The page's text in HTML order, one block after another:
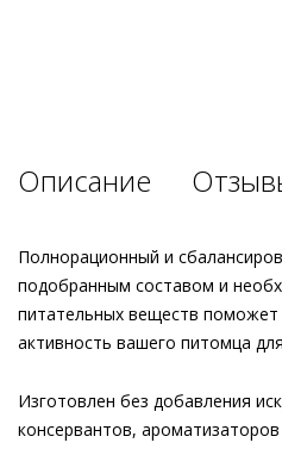
Описание
Полнорационный и
подобранным составом и
питательных веществ поможет
активность вашего питомца
Изготовлен без добавления
консервантов,